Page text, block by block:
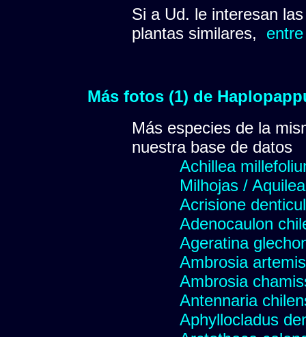
Si a Ud. le interesan
plantas similares,
Más fotos (1) de
Más especies de la
nuestra base de datos
Achillea
Milhojas /
Acrisione
Adenocaulon
Ageratina
Ambrosia
Ambrosia
Antennaria
Aphyllocladus